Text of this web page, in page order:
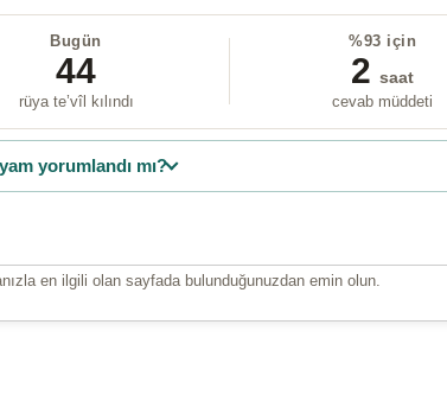
Bugün
44
rüya te’vîl kılındı
%93 için
2 saat
cevab müddeti
yorumlandı mı?
en ilgili olan sayfada bulunduğunuzdan emin olun.